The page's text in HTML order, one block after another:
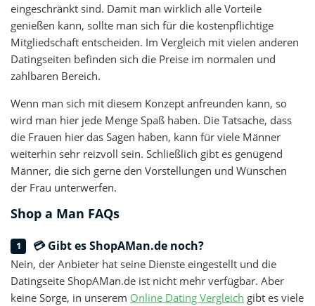
eingeschränkt sind. Damit man wirklich alle Vorteile
genießen kann, sollte man sich für die kostenpflichtige
Mitgliedschaft entscheiden. Im Vergleich mit vielen anderen
Datingseiten befinden sich die Preise im normalen und
zahlbaren Bereich.
Wenn man sich mit diesem Konzept anfreunden kann, so
wird man hier jede Menge Spaß haben. Die Tatsache, dass
die Frauen hier das Sagen haben, kann für viele Männer
weiterhin sehr reizvoll sein. Schließlich gibt es genügend
Männer, die sich gerne den Vorstellungen und Wünschen
der Frau unterwerfen.
Shop a Man FAQs
💳 Gibt es ShopAMan.de noch?
Nein, der Anbieter hat seine Dienste eingestellt und die
Datingseite ShopAMan.de ist nicht mehr verfügbar. Aber
keine Sorge, in unserem Online Dating Vergleich gibt es viele